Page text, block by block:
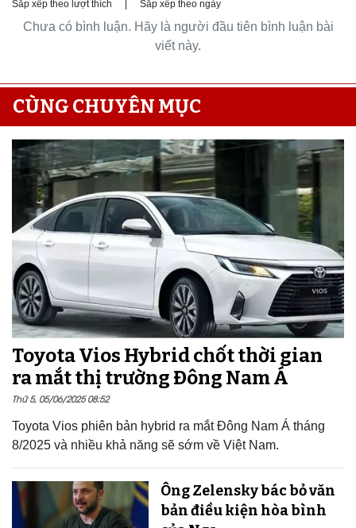
Sắp xếp theo lượt thích Sắp xếp theo ngày
Chưa có bình luận. Hãy là người đầu tiên bình luận bài
viết này.
CÙNG CHUYÊN MỤC
Toyota Vios Hybrid chốt thời gian
ra mắt thị trường Đông Nam Á
Thứ 5, 05/06/2025 08:52
Toyota Vios phiên bản hybrid ra mắt Đông Nam Á tháng
8/2025 và nhiều khả năng sẽ sớm về Việt Nam.
Ông Zelensky bác bỏ văn
bản điều kiện hòa bình